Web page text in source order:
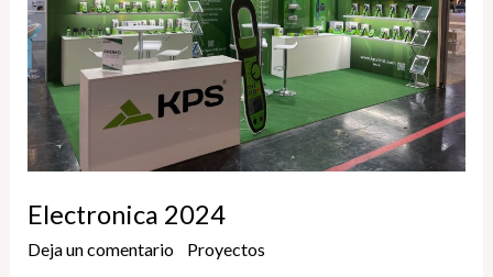
Electronica 2024
Deja un comentario Proyectos